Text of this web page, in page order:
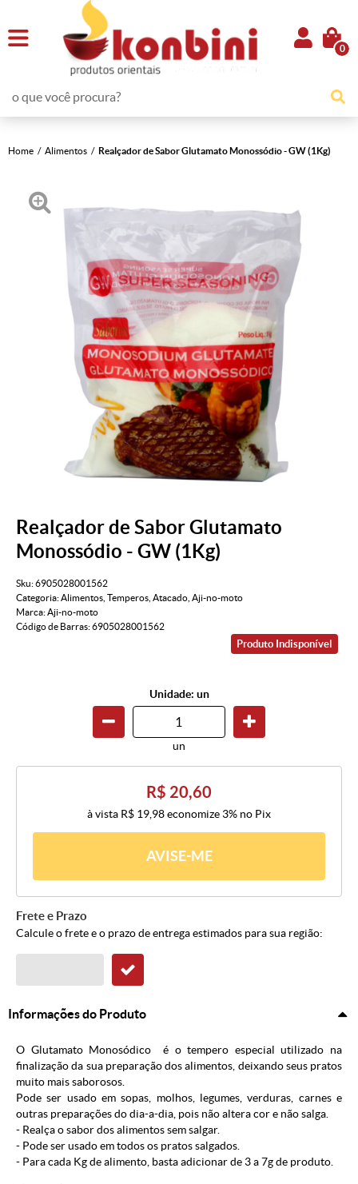
0
Home Alimentos Realçador de Sabor Glutamato Monossódio - GW (1Kg)
Realçador de Sabor Glutamato
Monossódio - GW (1Kg)
Sku:6905028001562
Categoria:Alimentos Temperos Atacado Aji-no-moto
Marca:Aji-no-moto
Código de Barras:6905028001562
Produto Indisponível
Unidade: un
un
R$ 20,60
à vista R$ 19,98economize 3% no Pix
AVISE-ME
Frete e Prazo
Calcule o frete e o prazo de entrega estimados para sua região:
Informações do Produto
O Glutamato Monosódico é o tempero especial utilizado na
finalização da sua preparação dos alimentos, deixando seus pratos
muito mais saborosos.
Pode ser usado em sopas, molhos, legumes, verduras, carnes e
outras preparações do dia-a-dia, pois não altera cor e não salga.
- Realça o sabor dos alimentos sem salgar.
- Pode ser usado em todos os pratos salgados.
- Para cada Kg de alimento, basta adicionar de 3 a 7g de produto.